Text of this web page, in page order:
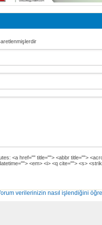
<a href="" title=""> <abbr title="">
<em> <i> <q cite=""> <s>
verilerinizin nasıl işlendiğini